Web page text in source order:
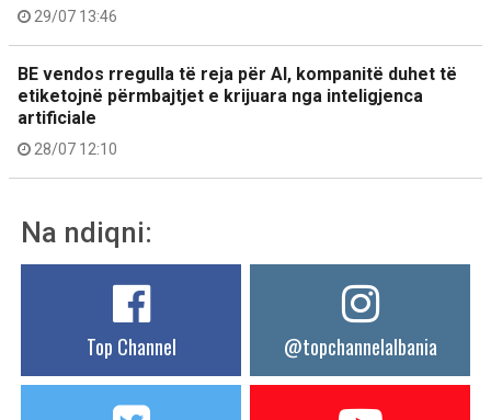
29/07 13:46
BE vendos rregulla të reja për AI, kompanitë duhet të
etiketojnë përmbajtjet e krijuara nga inteligjenca
artificiale
28/07 12:10
Na ndiqni:
Top Channel @topchannelalbania